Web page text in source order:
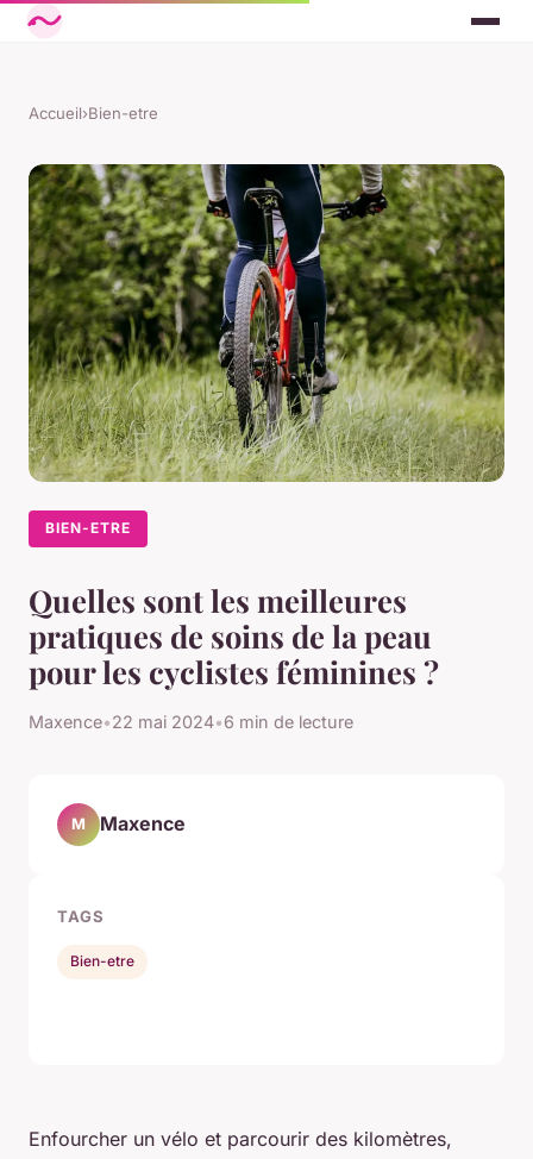
Accueil›Bien-etre
BIEN-ETRE
Quelles sont les meilleures
pratiques de soins de la peau
pour les cyclistes féminines ?
Maxence•22 mai 2024•6 min de lecture
Enfourcher un vélo et parcourir des kilomètres,
M Maxence
TAGS
Bien-etre